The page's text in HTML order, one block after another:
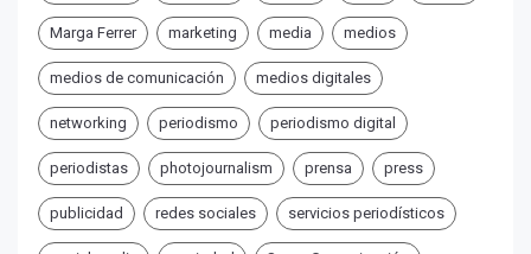
Marga Ferrer marketing media medios
medios de comunicación medios digitales
networking periodismo periodismo digital
periodistas photojournalism prensa press
publicidad redes sociales servicios periodísticos